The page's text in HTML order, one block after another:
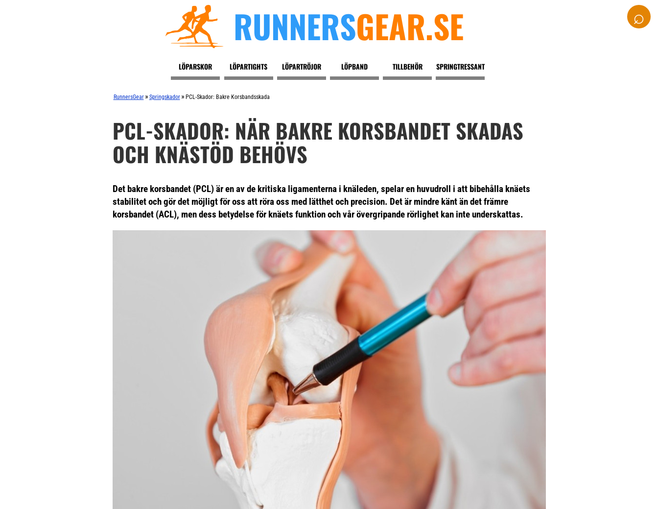
RUNNERSGEAR.SE ⌕
LÖPARSKOR LÖPARTIGHTS LÖPARTRÖJOR LÖPBAND TILLBEHÖR SPRINGTRESSANT
RunnersGear » Springskador » PCL-Skador: Bakre Korsbandsskada
PCL-SKADOR: NÄR BAKRE KORSBANDET SKADAS
OCH KNÄSTÖD BEHÖVS
Det bakre korsbandet (PCL) är en av de kritiska ligamenterna i knäleden, spelar en huvudroll i att bibehålla knäets
stabilitet och gör det möjligt för oss att röra oss med lätthet och precision. Det är mindre känt än det främre
korsbandet (ACL), men dess betydelse för knäets funktion och vår övergripande rörlighet kan inte underskattas.